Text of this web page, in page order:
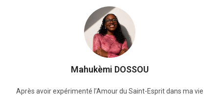
Mahukèmi DOSSOU
Après avoir expérimenté l’Amour du Saint-Esprit dans ma vie